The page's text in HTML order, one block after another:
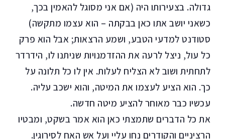
גדולה. בצעירותו היה (אם אני מסוגל להאמין בכך,
כשאני יושב אתו כאן בבקתה – הוא עצמו מתקשה)
סטודנט למדעי הטבע, ושמע הרצאות; אבל הוא פרק
כל עול, ניצל לרעה את ההזדמנויות שניתנו לו, הידרדר
לתחתית ושוב לא הצליח לעלות. אין לו כל תלונה על
כך. הוא הציע לעצמו את המיטה, והוא ישכב עליה.
עכשיו כבר מאוחר להציע מיטה חדשה.
את כל הדברים שתמצתי כאן הוא אמר בשקט, ומבטיו
הרציניים והקודרים נחו עליי ועל אש האח לסירוגין.